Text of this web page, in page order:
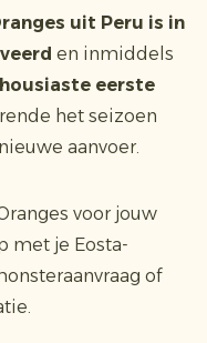
uit Peru is in
en inmiddels
eerste
het seizoen
aanvoer.
voor jouw
met je Eosta-
of